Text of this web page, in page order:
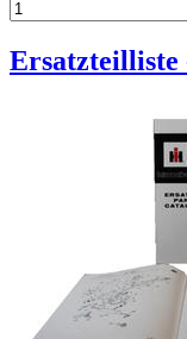
Ersatzteilliste